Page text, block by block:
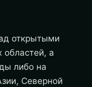
открытыми
а
либо на
Северной